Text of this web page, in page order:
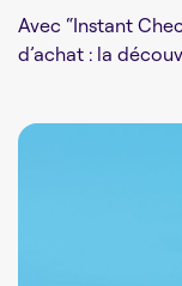
Avec “Instant
d’achat : la